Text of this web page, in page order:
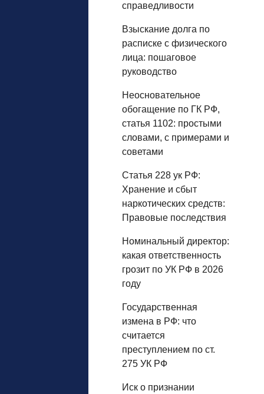
справедливости
Взыскание долга по
расписке с физического
лица: пошаговое
руководство
Неосновательное
обогащение по ГК РФ,
статья 1102: простыми
словами, с примерами и
советами
Статья 228 ук РФ:
Хранение и сбыт
наркотических средств:
Правовые последствия
Номинальный директор:
какая ответственность
грозит по УК РФ в 2026
году
Государственная
измена в РФ: что
считается
преступлением по ст.
275 УК РФ
Иск о признании